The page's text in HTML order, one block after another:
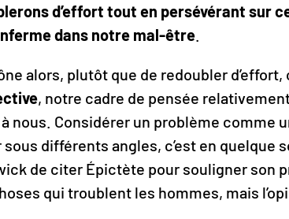
d’effort tout en persévérant sur
dans notre mal-être.
alors, plutôt que de redoubler d’effort,
, notre cadre de pensée
nous. Considérer un problème comme
sous différents angles, c’est en quelque
de citer Épictète pour souligner son
qui troublent les hommes, mais